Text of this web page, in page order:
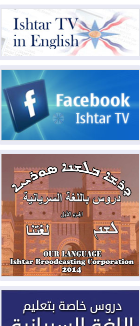
2026-08-06ائتلاف ادارة الدولة: من
يقومون بسلوك يهدد امن البلاد خارجون عن
القانون يجب محاربتهم
2026-08-06بعد هجومين قرب باب المندب..
الأحمر
2026-08-06مئات القاصرين بلا مأوى.. أزمة
سبتة تتصاعد وتضغط على مدريد
لمدة عام.. بدء توريد 100
مليون قدم مكعب يومياً من غاز كورمور في
إقليم كوردستان إلى وزارة الكهرباء العراقية
2026-08-05
15كارثة بيئية ومناخية ترسم
ملامح أخطر التحديات التي تواجه العراق
اليوم
2026-08-05
حرائق فرنسا.. توقيف 402
شخص بينهم 156 قاصرا منذ بداية موسم
الحرائق
2026-08-04سومو: إنتاج النفط في إقليم
كوردستان انخفض إلى أقل من 10%
ملفات حقبة الكاظمي تعود إلى
الواجهة.. أنباء عن مراجعات قضائية
وتحقيقات أوسع في قضايا فساد